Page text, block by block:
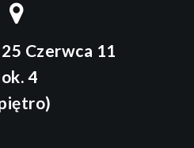
Czerwca 11
4